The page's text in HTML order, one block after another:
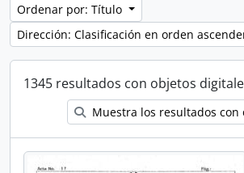
Ordenar por: Título
Dirección: Clasificación en orden
1345 resultados con objetos
Muestra los resultados con